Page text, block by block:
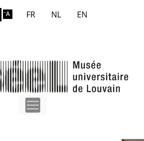
au
FR NL EN